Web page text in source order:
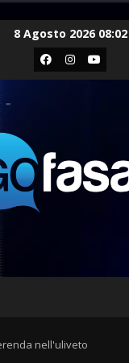
8 Agosto 2026 08:02
Facebook
Instagram
Youtube
nell'uliveto